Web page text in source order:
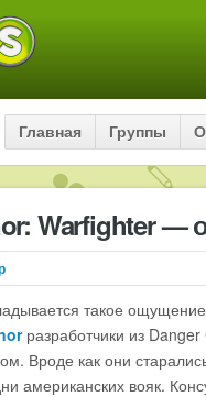
Главная Группы О
Warfighter —
такое
разработчики из Danger
Вроде как они
американских вояк.